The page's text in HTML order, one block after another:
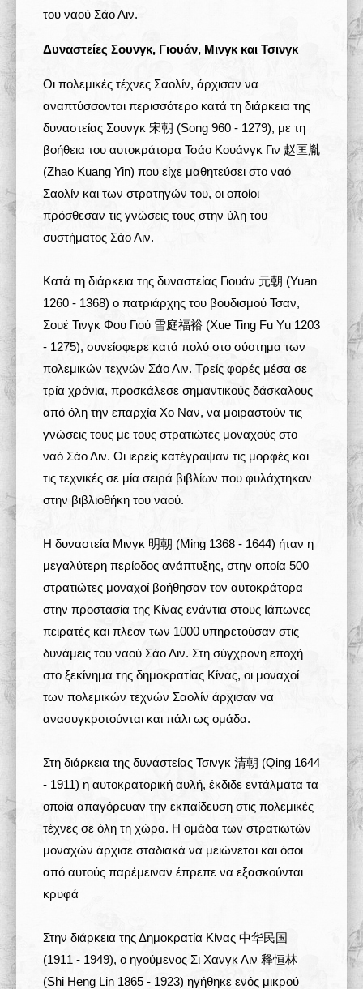
του ναού Σάο Λιν.
Δυναστείες Σουνγκ, Γιουάν, Μινγκ και Τσινγκ
Οι πολεμικές τέχνες Σαολίν, άρχισαν να
αναπτύσσονται περισσότερο κατά τη διάρκεια της
δυναστείας Σουνγκ 宋朝 (Song 960 - 1279), με τη
βοήθεια του αυτοκράτορα Τσάο Κουάνγκ Γιν 赵匡胤
(Zhao Kuang Yin) που είχε μαθητεύσει στο ναό
Σαολίν και των στρατηγών του, οι οποίοι
πρόσθεσαν τις γνώσεις τους στην ύλη του
συστήματος Σάο Λιν.
Κατά τη διάρκεια της δυναστείας Γιουάν 元朝 (Yuan
1260 - 1368) ο πατριάρχης του βουδισμού Τσαν,
Σουέ Τινγκ Φου Γιού 雪庭福裕 (Xue Ting Fu Υu 1203
- 1275), συνείσφερε κατά πολύ στο σύστημα των
πολεμικών τεχνών Σάο Λιν. Τρείς φορές μέσα σε
τρία χρόνια, προσκάλεσε σημαντικούς δάσκαλους
από όλη την επαρχία Χο Ναν, να μοιραστούν τις
γνώσεις τους με τους στρατιώτες μοναχούς στο
ναό Σάο Λιν. Οι ιερείς κατέγραψαν τις μορφές και
τις τεχνικές σε μία σειρά βιβλίων που φυλάχτηκαν
στην βιβλιοθήκη του ναού.
Η δυναστεία Μινγκ 明朝 (Ming 1368 - 1644) ήταν η
μεγαλύτερη περίοδος ανάπτυξης, στην οποία 500
στρατιώτες μοναχοί βοήθησαν τον αυτοκράτορα
στην προστασία της Κίνας ενάντια στους Ιάπωνες
πειρατές και πλέον των 1000 υπηρετούσαν στις
δυνάμεις του ναού Σάο Λιν. Στη σύγχρονη εποχή
στο ξεκίνημα της δημοκρατίας Κίνας, οι μοναχοί
των πολεμικών τεχνών Σαολίν άρχισαν να
ανασυγκροτούνται και πάλι ως ομάδα.
Στη διάρκεια της δυναστείας Τσινγκ 清朝 (Qing 1644
- 1911) η αυτοκρατορική αυλή, έκδιδε εντάλματα τα
οποία απαγόρευαν την εκπαίδευση στις πολεμικές
τέχνες σε όλη τη χώρα. Η ομάδα των στρατιωτών
μοναχών άρχισε σταδιακά να μειώνεται και όσοι
από αυτούς παρέμειναν έπρεπε να εξασκούνται
κρυφά
Στην διάρκεια της Δημοκρατία Κίνας 中华民国
(1911 - 1949), ο ηγούμενος Σι Χανγκ Λιν 释恒林
(Shi Heng Lin 1865 - 1923) ηγήθηκε ενός μικρού